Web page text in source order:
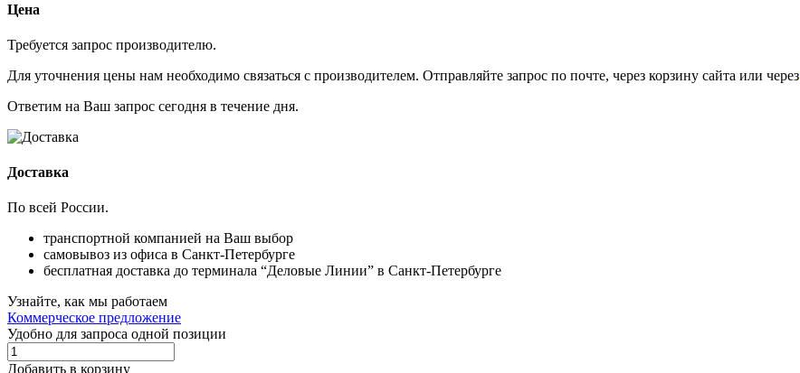
Цена
Требуется запрос производителю.
Для уточнения цены нам необходимо связаться с производителем. Отправляйте запрос по почте, через корзину сайта или через
Ответим на Ваш запрос сегодня в течение дня.
Доставка
По всей России.
транспортной компанией на Ваш выбор
самовывоз из офиса в Санкт-Петербурге
бесплатная доставка до терминала “Деловые Линии” в Санкт-Петербурге
Узнайте, как мы работаем
Коммерческое предложение
Удобно для запроса одной позиции
Добавить в корзину